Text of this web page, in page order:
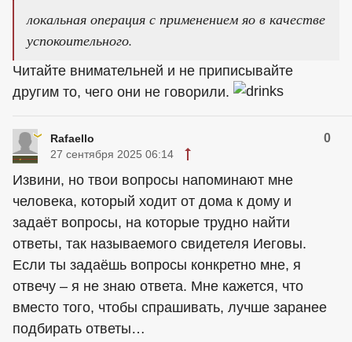
локальная операция с применением яо в качестве
успокоительного.
Читайте внимательней и не приписывайте
другим то, чего они не говорили.
Rafaello 0
27 сентября 2025 06:14
Извини, но твои вопросы напоминают мне
человека, который ходит от дома к дому и
задаёт вопросы, на которые трудно найти
ответы, так называемого свидетеля Иеговы.
Если ты задаёшь вопросы конкретно мне, я
отвечу – я не знаю ответа. Мне кажется, что
вместо того, чтобы спрашивать, лучше заранее
подбирать ответы…